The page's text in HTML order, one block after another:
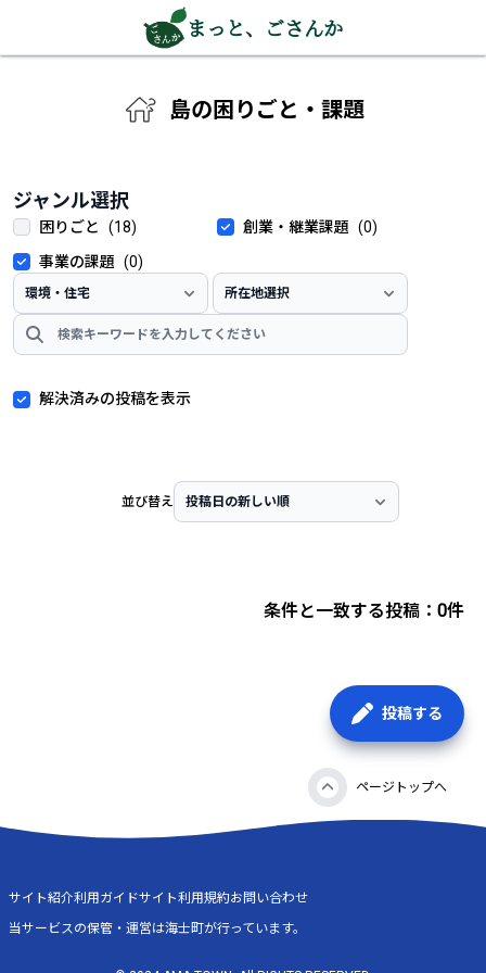
まっと、ごさんか
島の困りごと・課題
ジャンル選択
困りごと (18) 創業・継業課題 (0)
事業の課題 (0)
解決済みの投稿を表示
並び替え
条件と一致する投稿：0件
投稿する
ページトップへ
サイト紹介利用ガイドサイト利用規約お問い合わせ
当サービスの保管・運営は海士町が行っています。